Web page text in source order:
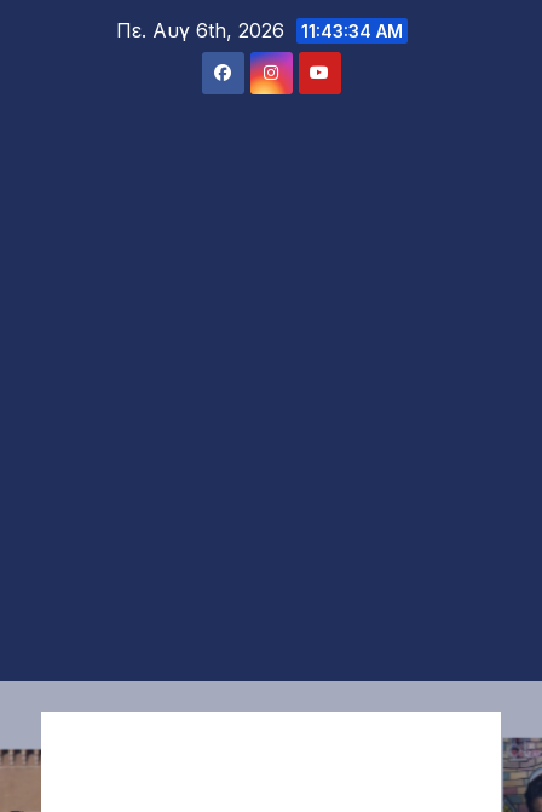
Πε. Αυγ 6th, 2026 11:43:36 AM